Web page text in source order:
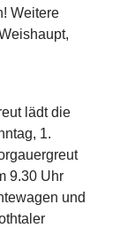
Weitere
lädt die
1.
9.30 Uhr
und